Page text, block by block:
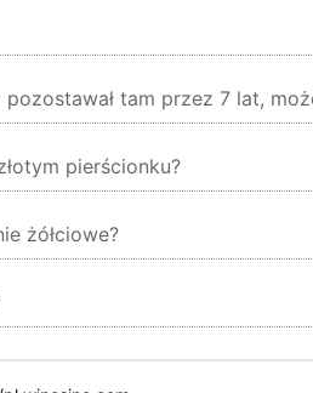
tam przez 7 lat,
pierścionku?
żółciowe?